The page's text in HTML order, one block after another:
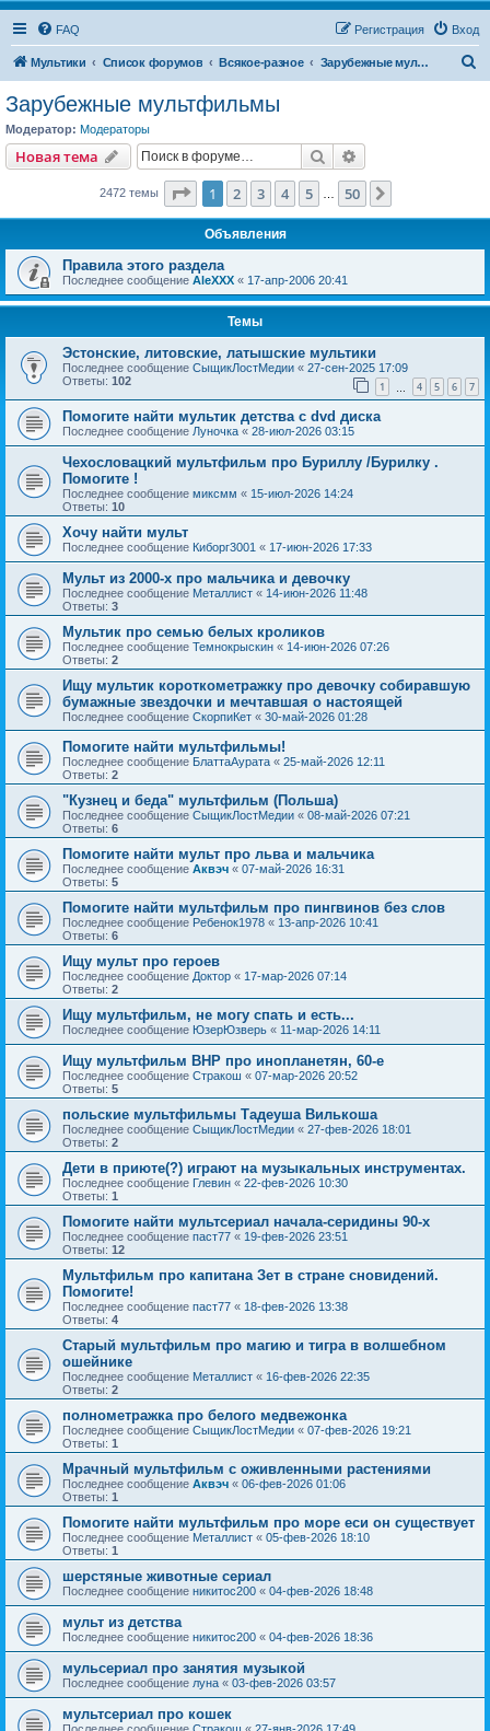
FAQ Вход
Регистрация
Мультики Список форумов Всякое-разное Зарубежные мультфильмы
Зарубежные мультфильмы
Модератор: Модераторы
Новая тема Поиск
2472 темы Страница из 50
1 2 3 4 5 50
Объявления
Правила этого раздела
Последнее сообщение AleXXX « 17-апр-2006 20:41
Темы
Эстонские, литовские, латышские мультики
Последнее сообщение СыщикЛостМедии « 27-сен-2025 17:09
Ответы: 102 1 4 5 6 7
Помогите найти мультик детства с dvd диска
Последнее сообщение Луночка « 28-июл-2026 03:15
Чехословацкий мультфильм про Буриллу /Бурилку .
Помогите !
Последнее сообщение миксмм « 15-июл-2026 14:24
Ответы: 10
Хочу найти мульт
Последнее сообщение Киборг3001 « 17-июн-2026 17:33
Мульт из 2000-х про мальчика и девочку
Последнее сообщение Металлист « 14-июн-2026 11:48
Ответы: 3
Мультик про семью белых кроликов
Последнее сообщение Темнокрыскин « 14-июн-2026 07:26
Ответы: 2
Ищу мультик короткометражку про девочку собиравшую
бумажные звездочки и мечтавшая о настоящей
Последнее сообщение СкорпиКет « 30-май-2026 01:28
Помогите найти мультфильмы!
Последнее сообщение БлаттаАурата « 25-май-2026 12:11
Ответы: 2
"Кузнец и беда" мультфильм (Польша)
Последнее сообщение СыщикЛостМедии « 08-май-2026 07:21
Ответы: 6
Помогите найти мульт про льва и мальчика
Последнее сообщение Аквэч « 07-май-2026 16:31
Ответы: 5
Помогите найти мультфильм про пингвинов без слов
Последнее сообщение Ребенок1978 « 13-апр-2026 10:41
Ответы: 6
Ищу мульт про героев
Последнее сообщение Доктор « 17-мар-2026 07:14
Ответы: 2
Ищу мультфильм, не могу спать и есть...
Последнее сообщение ЮзерЮзверь « 11-мар-2026 14:11
Ищу мультфильм ВНР про инопланетян, 60-е
Последнее сообщение Стракош « 07-мар-2026 20:52
Ответы: 5
польские мультфильмы Тадеуша Вилькоша
Последнее сообщение СыщикЛостМедии « 27-фев-2026 18:01
Ответы: 2
Дети в приюте(?) играют на музыкальных инструментах.
Последнее сообщение Глевин « 22-фев-2026 10:30
Ответы: 1
Помогите найти мультсериал начала-серидины 90-х
Последнее сообщение паст77 « 19-фев-2026 23:51
Ответы: 12
Мультфильм про капитана Зет в стране сновидений.
Помогите!
Последнее сообщение паст77 « 18-фев-2026 13:38
Ответы: 4
Старый мультфильм про магию и тигра в волшебном
ошейнике
Последнее сообщение Металлист « 16-фев-2026 22:35
Ответы: 2
полнометражка про белого медвежонка
Последнее сообщение СыщикЛостМедии « 07-фев-2026 19:21
Ответы: 1
Мрачный мультфильм с оживленными растениями
Последнее сообщение Аквэч « 06-фев-2026 01:06
Ответы: 1
Помогите найти мультфильм про море еси он существует
Последнее сообщение Металлист « 05-фев-2026 18:10
Ответы: 1
шерстяные животные сериал
Последнее сообщение никитос200 « 04-фев-2026 18:48
мульт из детства
Последнее сообщение никитос200 « 04-фев-2026 18:36
мульсериал про занятия музыкой
Последнее сообщение луна « 03-фев-2026 03:57
мультсериал про кошек